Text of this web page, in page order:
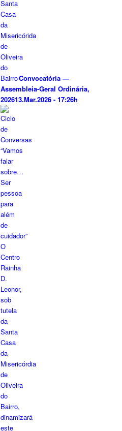
Convocatória —
Assembleia-Geral Ordinária,
202613.Mar.2026 - 17:26h